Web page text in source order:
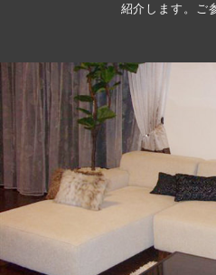
紹介します。ご